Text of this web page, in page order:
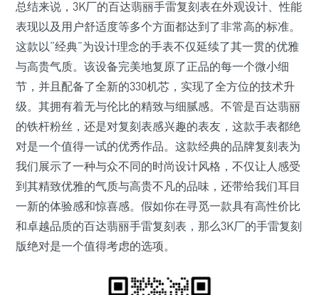
总结来说，3K厂的百达翡丽手雷复刻表在外观设计、性能
表现以及用户舒适度等多个方面都达到了非常高的标准。
这款以“经典”为设计理念的手表不仅延续了其一贯的优雅
与高贵气质。该设备完美地复原了正品的每一个微小细
节，并且配备了全新的330机芯，实现了全方位的技术升
级。其拥有着无与伦比的精致与细腻感。不管是百达翡丽
的铁杆粉丝，还是对复刻表感兴趣的表友，这款手表都绝
对是一个值得一试的优秀作品。这款经典的品牌复刻表为
我们展示了一种与众不同的时尚设计风格，不仅让人感受
到其精致优雅的气质与高贵不凡的品味，还带给我们耳目
一新的体验感和惊喜感。假如你在寻觅一款具有高性价比
和卓越品质的百达翡丽手雷复刻表，那么3K厂的手雷复刻
版绝对是一个值得考虑的选项。